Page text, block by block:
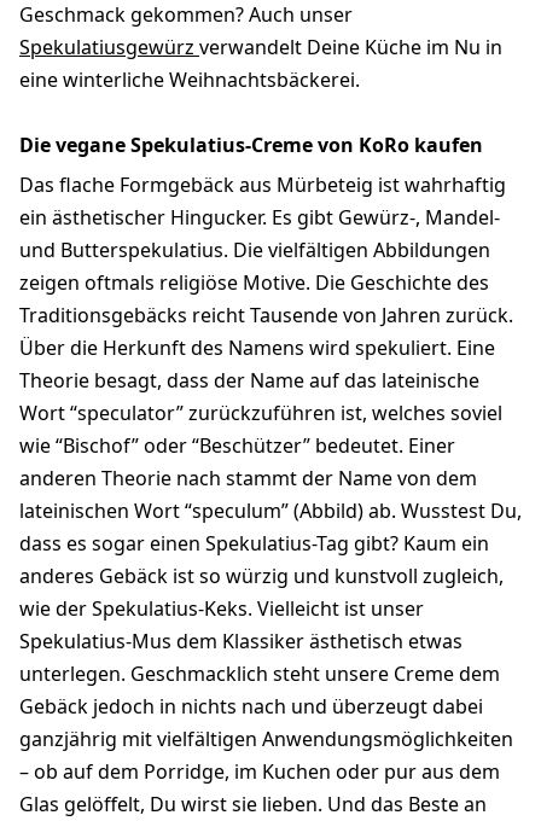
Geschmack gekommen? Auch unser
Spekulatiusgewürz verwandelt Deine Küche im Nu in
eine winterliche Weihnachtsbäckerei.
Die vegane Spekulatius-Creme von KoRo kaufen
Das flache Formgebäck aus Mürbeteig ist wahrhaftig
ein ästhetischer Hingucker. Es gibt Gewürz-, Mandel-
und Butterspekulatius. Die vielfältigen Abbildungen
zeigen oftmals religiöse Motive. Die Geschichte des
Traditionsgebäcks reicht Tausende von Jahren zurück.
Über die Herkunft des Namens wird spekuliert. Eine
Theorie besagt, dass der Name auf das lateinische
Wort “speculator” zurückzuführen ist, welches soviel
wie “Bischof” oder “Beschützer” bedeutet. Einer
anderen Theorie nach stammt der Name von dem
lateinischen Wort “speculum” (Abbild) ab. Wusstest Du,
dass es sogar einen Spekulatius-Tag gibt? Kaum ein
anderes Gebäck ist so würzig und kunstvoll zugleich,
wie der Spekulatius-Keks. Vielleicht ist unser
Spekulatius-Mus dem Klassiker ästhetisch etwas
unterlegen. Geschmacklich steht unsere Creme dem
Gebäck jedoch in nichts nach und überzeugt dabei
ganzjährig mit vielfältigen Anwendungsmöglichkeiten
– ob auf dem Porridge, im Kuchen oder pur aus dem
Glas gelöffelt, Du wirst sie lieben. Und das Beste an